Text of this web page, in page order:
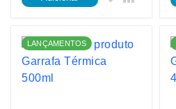
LANÇAMENTOS